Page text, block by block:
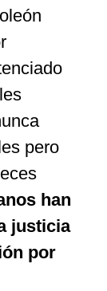
pero
han
justicia
por